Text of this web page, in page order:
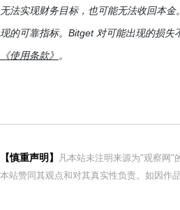
无法实现财务目标，也可能无法收回本
现的可靠指标。Bitget 对可能出现的损
《使用条款》 。
【慎重声明】
凡本站未注明来源为"观察网"
本站赞同其观点和对其真实性负责。如因作